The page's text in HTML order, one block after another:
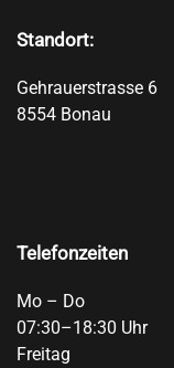
Standort:
Gehrauerstrasse 6
8554 Bonau
Telefonzeiten
Mo – Do
07:30–18:30 Uhr
Freitag